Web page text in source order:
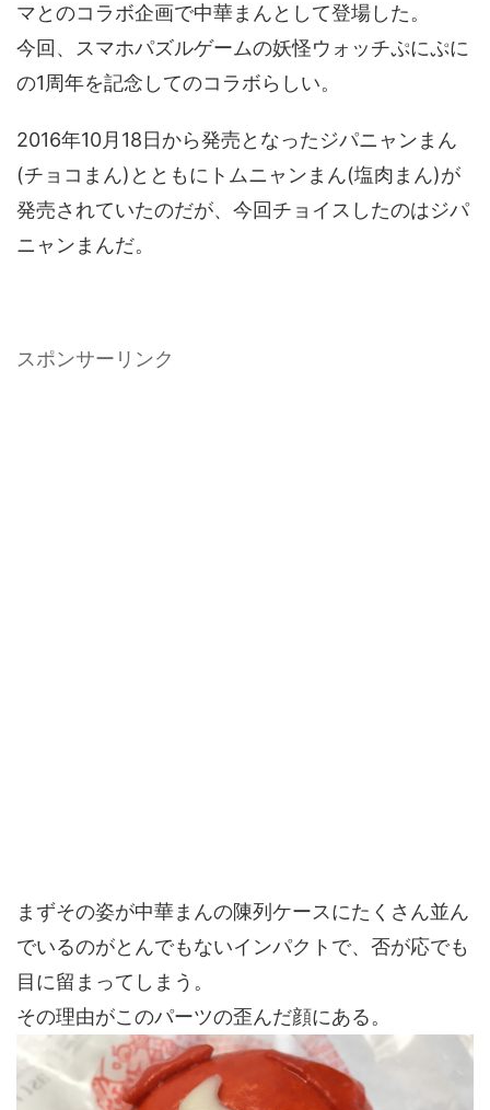
マとのコラボ企画で中華まんとして登場した。
今回、スマホパズルゲームの妖怪ウォッチぷにぷに
の1周年を記念してのコラボらしい。
2016年10月18日から発売となったジパニャンまん
(チョコまん)とともにトムニャンまん(塩肉まん)が
発売されていたのだが、今回チョイスしたのはジパ
ニャンまんだ。
スポンサーリンク
まずその姿が中華まんの陳列ケースにたくさん並ん
でいるのがとんでもないインパクトで、否が応でも
目に留まってしまう。
その理由がこのパーツの歪んだ顔にある。